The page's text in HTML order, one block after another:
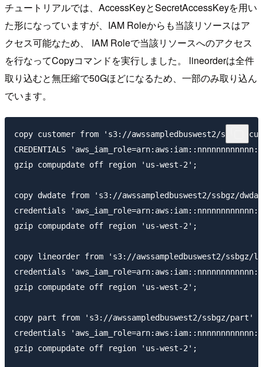
チュートリアルでは、AccessKeyとSecretAccessKeyを用い
た形になっていますが、IAM Roleからも当該リソースはア
クセス可能なため、 IAM Roleで当該リソースへのアクセス
を行なってCopyコマンドを実行しました。 lineorderは全件
取り込むと無圧縮で50Gほどになるため、一部のみ取り込ん
でいます。
copy customer from 's3://awssampledbuswest2/ssbgz/
CREDENTIALS
gzip compupdate off region 'us-west-2';
copy dwdate from 's3://awssampledbuswest2/ssbgz/
credentials
gzip compupdate off region 'us-west-2';
copy lineorder from 's3://awssampledbuswest2/ssbgz/
credentials
gzip compupdate off region 'us-west-2';
copy part from 's3://awssampledbuswest2/ssbgz/part'
credentials
gzip compupdate off region 'us-west-2';